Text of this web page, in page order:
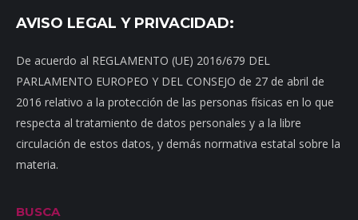
AVISO LEGAL Y PRIVACIDAD:
De acuerdo al REGLAMENTO (UE) 2016/679 DEL
PARLAMENTO EUROPEO Y DEL CONSEJO de 27 de abril de
2016 relativo a la protección de las personas físicas en lo que
respecta al tratamiento de datos personales y a la libre
circulación de estos datos, y demás normativa estatal sobre la
materia.
BUSCA